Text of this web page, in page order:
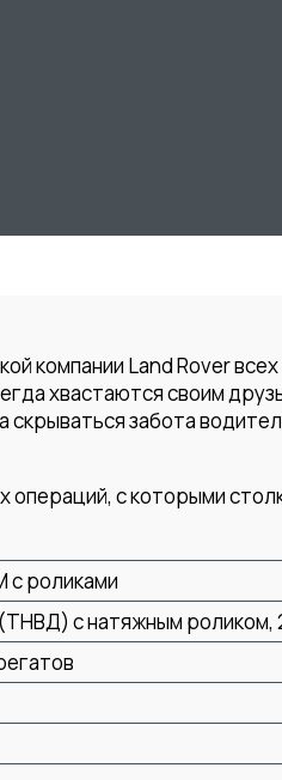
компании Land Rover
хвастаются своим
скрываться забота
операций, с которыми
с роликами
с натяжным роликом,